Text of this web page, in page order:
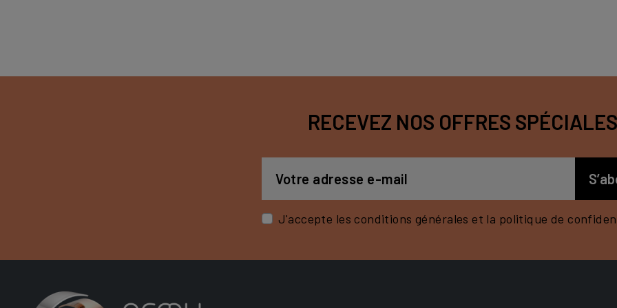
RECEVEZ NOS OFFRES SPÉCIALES
J'accepte les conditions générales et la politique de